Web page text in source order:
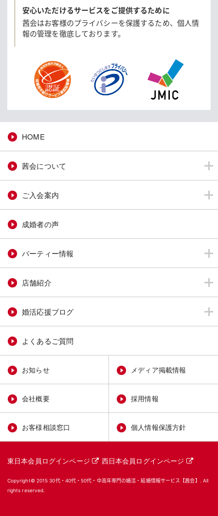
安心いただけるサービスをご提供するために
茜会はお客様のプライバシーを保護するため、 個人情
報の管理を徹底しております。
HOME
茜会について
ご入会案内
成婚者の声
パーティー情報
店舗紹介
婚活応援ブログ
よくあるご質問
お知らせ メディア掲載情報
会社概要 採用情報
お客様相談窓口 個人情報保護方針
東日本会員ログインページ 西日本会員ログインページ
Copyright© 201530代・40代・50代・中高年専門の婚活・結婚情報サービス【茜会】
. All
rights reserved.